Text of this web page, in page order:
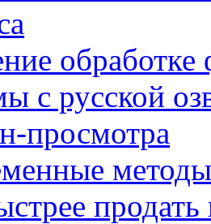
с русской
просмотра